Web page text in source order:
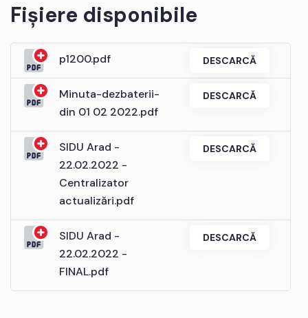
Fișiere disponibile
p1200.pdf DESCARCĂ
Minuta-dezbaterii-
din 01 02 2022.pdf
DESCARCĂ
SIDU Arad -
22.02.2022 -
Centralizator
actualizări.pdf
DESCARCĂ
SIDU Arad -
22.02.2022 -
FINAL.pdf
DESCARCĂ